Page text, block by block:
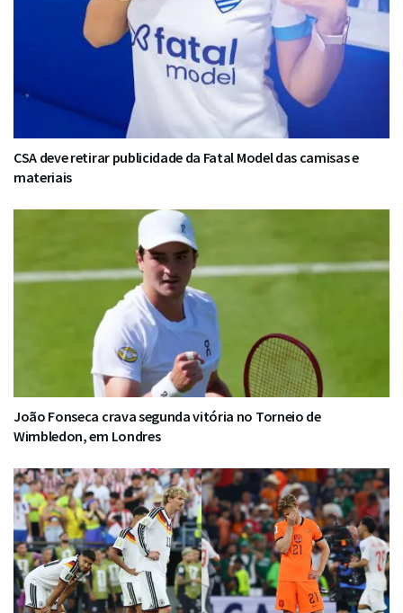
CSA deve retirar publicidade da Fatal Model das camisas e
materiais
João Fonseca crava segunda vitória no Torneio de
Wimbledon, em Londres